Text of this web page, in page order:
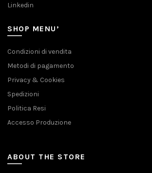
Linkedin
SHOP MENU’
Condizioni di vendita
Metodi di pagamento
Privacy & Cookies
Spedizioni
Politica Resi
Accesso Produzione
ABOUT THE STORE